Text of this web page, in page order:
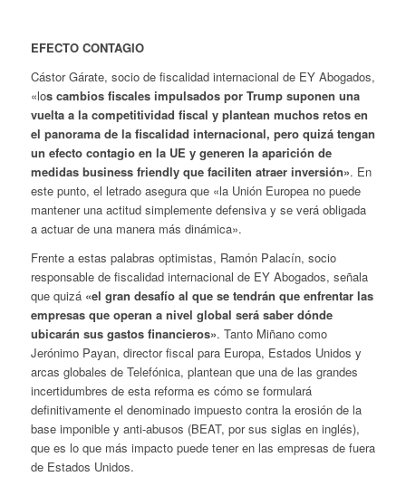
EFECTO CONTAGIO
Cástor Gárate, socio de fiscalidad internacional de EY Abogados,
«los cambios fiscales impulsados por Trump suponen una
vuelta a la competitividad fiscal y plantean muchos retos en
el panorama de la fiscalidad internacional, pero quizá tengan
un efecto contagio en la UE y generen la aparición de
medidas business friendly que faciliten atraer inversión». En
este punto, el letrado asegura que «la Unión Europea no puede
mantener una actitud simplemente defensiva y se verá obligada
a actuar de una manera más dinámica».
Frente a estas palabras optimistas, Ramón Palacín, socio
responsable de fiscalidad internacional de EY Abogados, señala
que quizá «el gran desafío al que se tendrán que enfrentar las
empresas que operan a nivel global será saber dónde
ubicarán sus gastos financieros». Tanto Miñano como
Jerónimo Payan, director fiscal para Europa, Estados Unidos y
arcas globales de Telefónica, plantean que una de las grandes
incertidumbres de esta reforma es cómo se formulará
definitivamente el denominado impuesto contra la erosión de la
base imponible y anti-abusos (BEAT, por sus siglas en inglés),
que es lo que más impacto puede tener en las empresas de fuera
de Estados Unidos.